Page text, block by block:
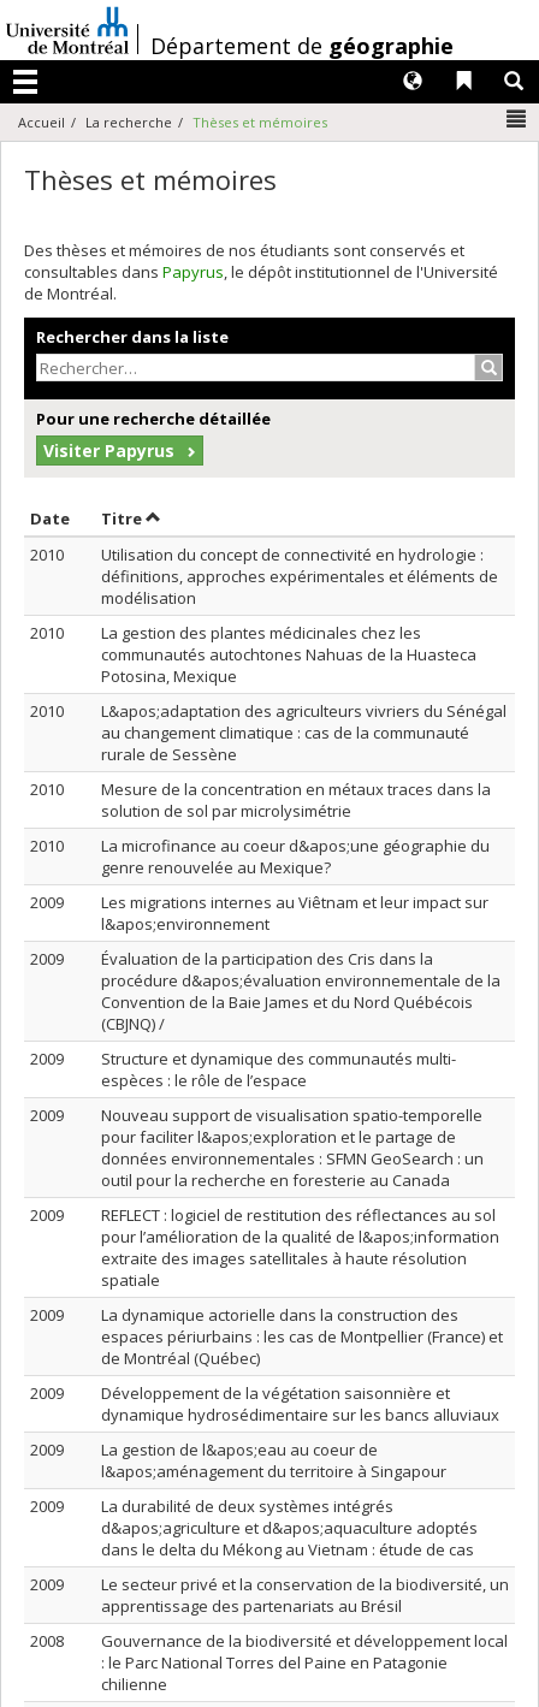
au
contenu
/Département de géographie
Menu
Liens
Langues
Accueil La recherche Thèses et mémoires
Thèses et mémoires
Des thèses et mémoires de nos étudiants sont conservés et
consultables dans Papyrus, le dépôt institutionnel de l'Université
de Montréal.
Rechercher dans la liste
Pour une recherche détaillée
Visiter Papyrus
Date Trier par date en ordre croissant
TitreTrier par titre en ordre croissant
2010
Utilisation du concept de connectivité en hydrologie :
définitions, approches expérimentales et éléments de
modélisation
2010
La gestion des plantes médicinales chez les
communautés autochtones Nahuas de la Huasteca
Potosina, Mexique
2010
L&apos;adaptation des agriculteurs vivriers du Sénégal
au changement climatique : cas de la communauté
rurale de Sessène
2010
Mesure de la concentration en métaux traces dans la
solution de sol par microlysimétrie
2010
La microfinance au coeur d&apos;une géographie du
genre renouvelée au Mexique?
2009
Les migrations internes au Viêtnam et leur impact sur
l&apos;environnement
2009
Évaluation de la participation des Cris dans la
procédure d&apos;évaluation environnementale de la
Convention de la Baie James et du Nord Québécois
(CBJNQ) /
2009
Structure et dynamique des communautés multi-
espèces : le rôle de l’espace
2009
Nouveau support de visualisation spatio-temporelle
pour faciliter l&apos;exploration et le partage de
données environnementales : SFMN GeoSearch : un
outil pour la recherche en foresterie au Canada
2009
REFLECT : logiciel de restitution des réflectances au sol
pour l’amélioration de la qualité de l&apos;information
extraite des images satellitales à haute résolution
spatiale
2009
La dynamique actorielle dans la construction des
espaces périurbains : les cas de Montpellier (France) et
de Montréal (Québec)
2009
Développement de la végétation saisonnière et
dynamique hydrosédimentaire sur les bancs alluviaux
2009
La gestion de l&apos;eau au coeur de
l&apos;aménagement du territoire à Singapour
2009
La durabilité de deux systèmes intégrés
d&apos;agriculture et d&apos;aquaculture adoptés
dans le delta du Mékong au Vietnam : étude de cas
2009
Le secteur privé et la conservation de la biodiversité, un
apprentissage des partenariats au Brésil
2008
Gouvernance de la biodiversité et développement local
: le Parc National Torres del Paine en Patagonie
chilienne